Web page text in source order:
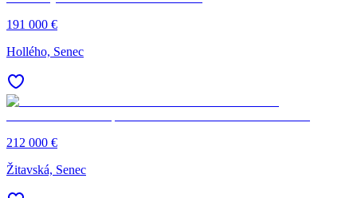
191 000 €
Hollého, Senec
212 000 €
Žitavská, Senec